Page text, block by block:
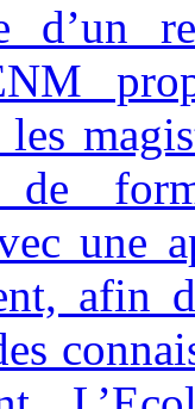
d’un
de
une
afin